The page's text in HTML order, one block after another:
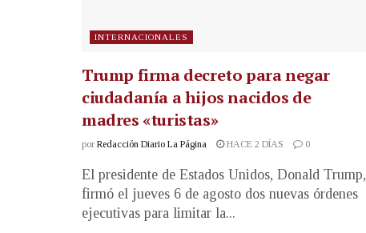
INTERNACIONALES
Trump firma decreto para negar
ciudadanía a hijos nacidos de
madres «turistas»
por Redacción Diario La Página HACE 2 DÍAS 0
El presidente de Estados Unidos, Donald Trump,
firmó el jueves 6 de agosto dos nuevas órdenes
ejecutivas para limitar la...